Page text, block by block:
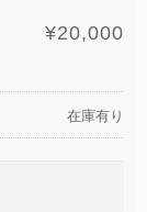
¥20,000
在庫有り